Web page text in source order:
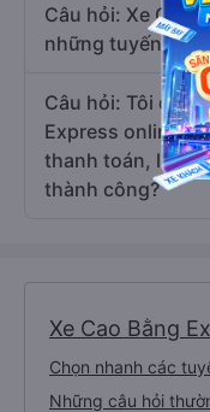
Câu hỏi: Xe Cao
những tuyến
Câu hỏi: Tôi đã
Express online
thanh toán, làm
thành công?
Xe Cao Bằng
Chọn nhanh các
Những câu hỏi